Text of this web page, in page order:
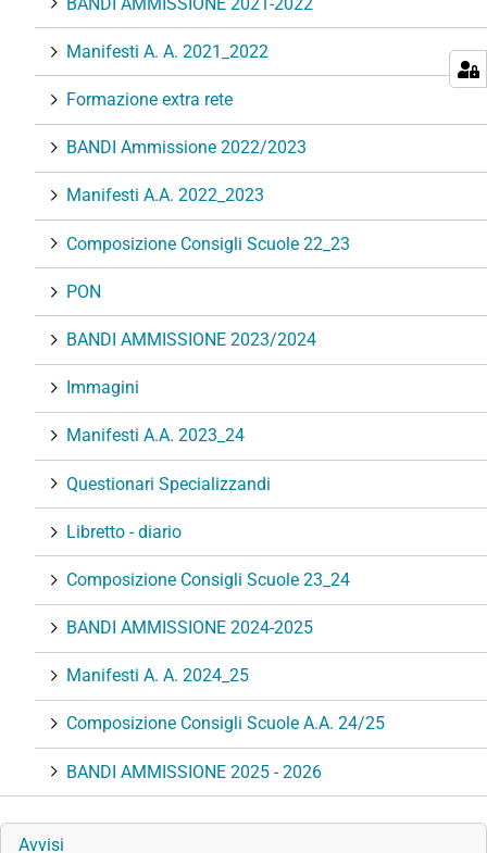
Manifesti A. A. 2021_2022
Formazione extra rete
BANDI Ammissione 2022/2023
Manifesti A.A. 2022_2023
Composizione Consigli Scuole 22_23
PON
BANDI AMMISSIONE 2023/2024
Immagini
Manifesti A.A. 2023_24
Questionari Specializzandi
Libretto - diario
Composizione Consigli Scuole 23_24
BANDI AMMISSIONE 2024-2025
Manifesti A. A. 2024_25
Composizione Consigli Scuole A.A. 24/25
BANDI AMMISSIONE 2025 - 2026
Avvisi